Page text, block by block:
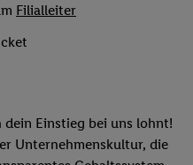
Filialleiter
dein Einstieg bei uns lohnt!
Unternehmenskultur, die